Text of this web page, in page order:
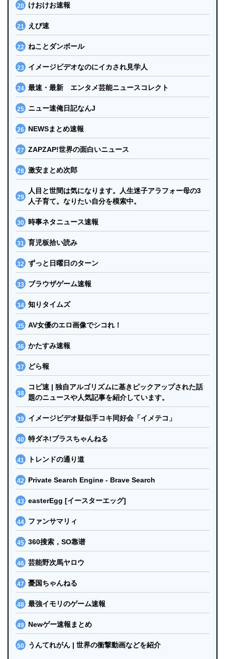
けおけお速報
えび速
ねことダンボール
イメージビデオなのにイカされ見学人
最速・最新 エンタメ芸能ニュースコレクト
ニュー速俺日記なんJ
NEWSまとめ速報
ZAPZAP!世界の面白いニュース
激安まとめ次郎
人目と世間は気になります。人生迷子アラフォー母の3
人子育て。なりたい自分を模索中。
時事ネタニュース速報
育児板拾い読み
ずっと日曜日のターン
ブラウザゲーム速報
知りタイムズ
AV女優のエロ画像でシコれ！
かたすみ速報
どら報
コピ速 | 独自アルゴリズムに基きピックアップされた話
題のニュースや人気記事を紹介しています。
イメージビデオ疑似手コキ同好会「イメテコ」
特ダネ!プラスちゃんねる
トレンドの通り道
Private Search Engine - Brave Search
easterEgg [イースターエッグ]
ファンサマリィ
360搜索，SO靠谱
芸能野次馬ヤロウ
憂国ちゃんねる
最強イモリのゲーム速報
Newゲー速報まとめ
うんてれがん | 世界の衝撃動画などを紹介